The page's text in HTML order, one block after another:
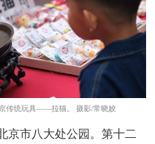
传统玩具——拉猫。 摄影/常晓姣
京市八大处公园。第十二